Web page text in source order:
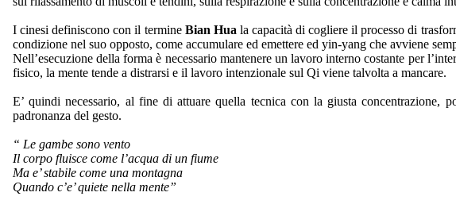
I cinesi definiscono con il termineBian Hua la capacità di cogliere il processo di
condizione nel suo opposto, come accumulare ed emettere ed yin-yang che avviene
Nell’esecuzione della forma è necessario mantenere un lavoro interno costante per
fisico, la mente tende a distrarsi e il lavoro intenzionale sul Qi viene talvolta a mancare.
E’ quindi necessario, al fine di attuare quella tecnica con la giusta
padronanza del gesto.
“ Le gambe sono vento
Il corpo fluisce come l’acqua di un fiume
Ma e’ stabile come una montagna
Quando c’e’ quiete nella mente”